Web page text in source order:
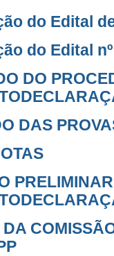
do Edital
do Edital
DO
DAS
DA